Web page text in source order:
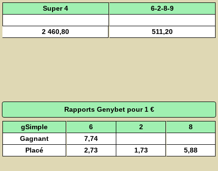
Super 4 6-2-8-9
2 460,80 511,20
Rapports Genybet pour 1 €
gSimple 6 2
8
Gagnant
7,74
Placé
2,73 1,73 5,88